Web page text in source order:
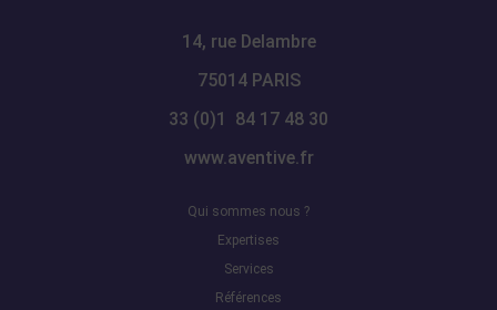
14, rue Delambre
75014 PARIS
33 (0)1 84 17 48 30
www.aventive.fr
Qui sommes nous ?
Expertises
Services
Références